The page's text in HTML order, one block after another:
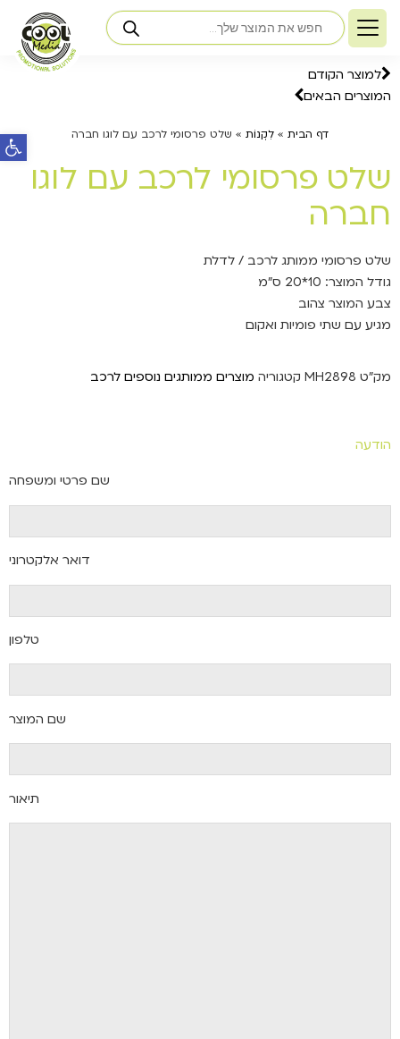
פתח
למוצר הקודם
המוצרים הבאים
דף הבית » לִקְנוֹת » שלט פרסומי לרכב עם לוגו חברה
שלט פרסומי לרכב עם לוגו
חברה
שלט פרסומי ממותג לרכב / לדלת
גודל המוצר: 10*20 ס"מ
צבע המוצר צהוב
מגיע עם שתי פומיות ואקום
מק"ט MH2898 קטגוריה מוצרים ממותגים נוספים לרכב
הודעה
שם פרטי ומשפחה
דואר אלקטרוני
טלפון
שם המוצר
תיאור